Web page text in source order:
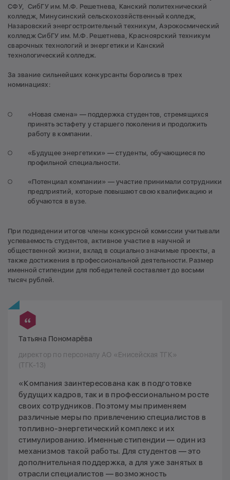
СФУ, СибГУ им. М.Ф. Решетнева, Канский политехнический
колледж, Минусинский сельскохозяйственный колледж,
Назаровский энергостроительный техникум, Аэрокосмический
колледж СибГУ им. М.Ф. Решетнева, Красноярский техникум
сварочных технологий и энергетики и Канский
технологический колледж.
За звание сильнейших конкурсанты боролись в трех
номинациях:
«Новая смена» — поддержка студентов, стремящихся
принять эстафету у старшего поколения и продолжить
работу в компании.
«Будущее энергетики» — студенты, обучающиеся по
профильной специальности.
«Потенциал компании» — участие принимали сотрудники
предприятий, которые повышают свою квалификацию и
обучаются в вузе.
При подведении итогов члены конкурсной комиссии учитывали
успеваемость студентов, активное участие в научной и
общественной жизни, вклад в социально значимые проекты, а
также достижения в профессиональной деятельности. Размер
именной стипендии для победителей составляет до восьми
тысяч рублей.
Татьяна Пономарёва
директор по персоналу АО «Енисейская ТГК»
(ТГК-13)
«Компания заинтересована как в подготовке
будущих кадров, так и в профессиональном росте
своих сотрудников. Поэтому мы применяем
различные меры по привлечению специалистов в
топливно-энергетический комплекс и их
стимулированию. Именные стипендии — один из
механизмов такой работы. Для студентов — это
дополнительная поддержка, а для уже занятых в
отрасли специалистов — возможность